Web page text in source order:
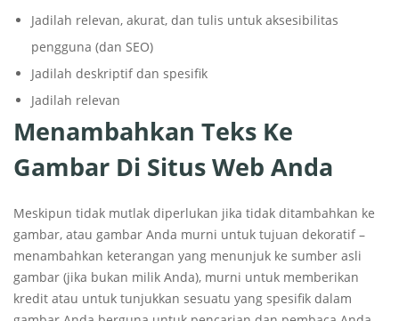
Jadilah relevan, akurat, dan tulis untuk aksesibilitas
pengguna (dan SEO)
Jadilah deskriptif dan spesifik
Jadilah relevan
Menambahkan Teks Ke
Gambar Di Situs Web Anda
Meskipun tidak mutlak diperlukan jika tidak ditambahkan ke
gambar, atau gambar Anda murni untuk tujuan dekoratif –
menambahkan keterangan yang menunjuk ke sumber asli
gambar (jika bukan milik Anda), murni untuk memberikan
kredit atau untuk tunjukkan sesuatu yang spesifik dalam